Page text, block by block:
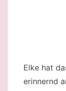
Elke hat
erinnernd